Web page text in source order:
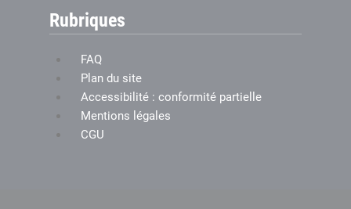
Rubriques
FAQ
Plan du site
Accessibilité : conformité partielle
Mentions légales
CGU